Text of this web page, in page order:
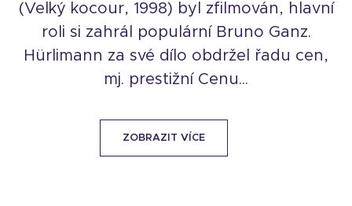
(Velký kocour, 1998) byl zfilmován, hlavní
roli si zahrál populární Bruno Ganz.
Hürlimann za své dílo obdržel řadu cen,
mj. prestižní Cenu...
ZOBRAZIT VÍCE